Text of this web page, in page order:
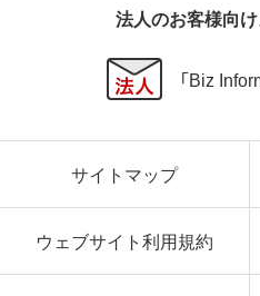
法人のお客様向
「Biz
サイトマップ
ウェブサイト利用規約